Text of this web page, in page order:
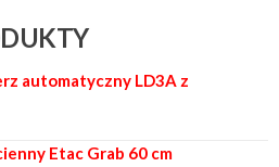
automatyczny LD3A z
Etac Grab 60 cm